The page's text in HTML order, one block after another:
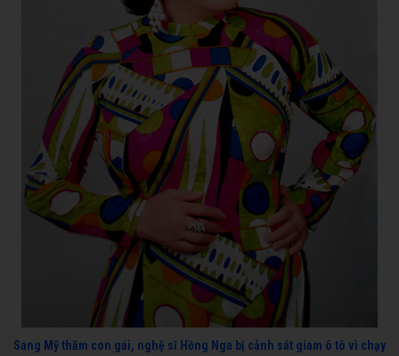
Sang Mỹ thăm con gái, nghệ sĩ Hồng Nga bị cảnh sát giam ô tô vì chạy